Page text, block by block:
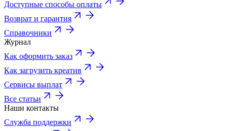
Доступные способы оплаты
Возврат и гарантия
Справочники
Журнал
Как оформить заказ
Как загрузить креатив
Сервисы выплат
Все статьи
Наши контакты
Служба поддержки